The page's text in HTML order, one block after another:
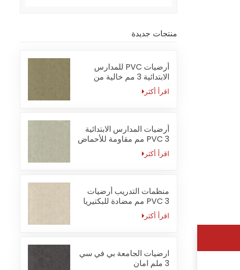
منتجات جديدة
أرضيات PVC للمدارس
الابتدائية 3 مم خالية من
الفورمالديهايد
اقرأ أكثر
أرضيات المدارس الابتدائية
PVC 3 مم مقاومة للأحماض
والقلويات
اقرأ أكثر
منظمات التدريب أرضيات
PVC 3 مم مضادة للبكتيريا
اقرأ أكثر
ارضيات الجامعة بي في سي
3 ملم امان